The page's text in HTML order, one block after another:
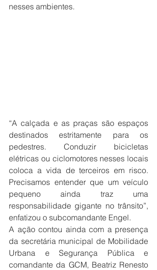
nesses ambientes.
“A calçada e as praças são espaços
destinados estritamente para os
pedestres. Conduzir bicicletas
elétricas ou ciclomotores nesses locais
coloca a vida de terceiros em risco.
Precisamos entender que um veículo
pequeno ainda traz uma
responsabilidade gigante no trânsito”,
enfatizou o subcomandante Engel.
A ação contou ainda com a presença
da secretária municipal de Mobilidade
Urbana e Segurança Pública e
comandante da GCM, Beatriz Renesto